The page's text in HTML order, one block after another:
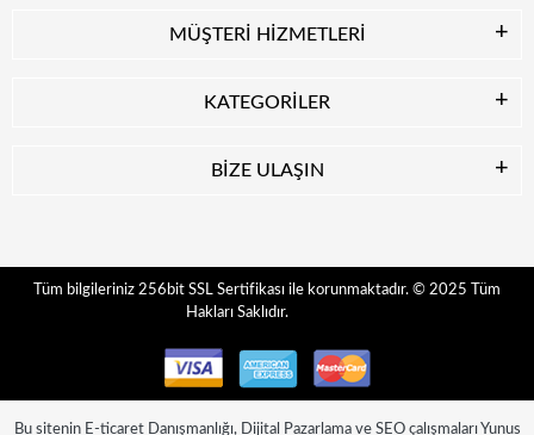
MÜŞTERİ HİZMETLERİ
KATEGORİLER
BİZE ULAŞIN
Tüm bilgileriniz 256bit SSL Sertifikası ile korunmaktadır. © 2025
Tüm
Hakları Saklıdır.
Bu sitenin E-ticaret Danışmanlığı, Dijital Pazarlamave SEOçalışmaları Yunus